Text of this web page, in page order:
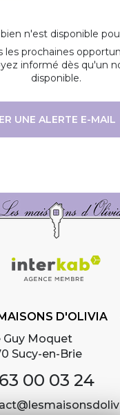
n'est disponible
les prochaines
informé dès qu'un
disponible.
UNE ALERTE E-MAIL
D'OLIVIA
Guy Moquet
Sucy-en-Brie
00 03 24